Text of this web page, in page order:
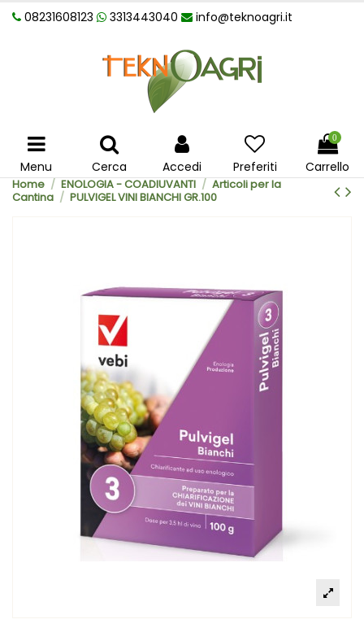
08231608123 3313443040 info@teknoagri.it
Menu Cerca Accedi Preferiti
0
Carrello
Home ENOLOGIA - COADIUVANTI
Articoli per la
Cantina
PULVIGEL VINI BIANCHI GR.100